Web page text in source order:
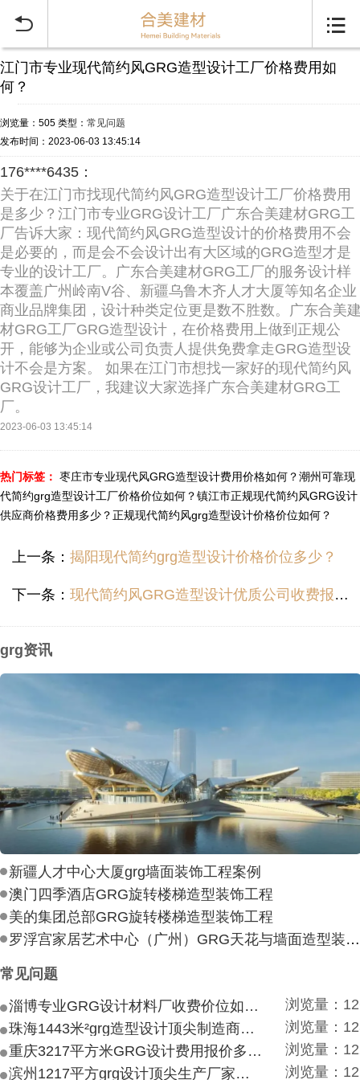
 
江门市专业现代简约风GRG造型设计工厂价格费用如
何？
浏览量：505 类型： 常见问题
发布时间：2023-06-03 13:45:14
176****6435：
关于在江门市找现代简约风GRG造型设计工厂价格费用
是多少？江门市专业GRG设计工厂广东合美建材GRG工
厂告诉大家：现代简约风GRG造型设计的价格费用不会
是必要的，而是会不会设计出有大区域的GRG造型才是
专业的设计工厂。广东合美建材GRG工厂的服务设计样
本覆盖广州岭南V谷、新疆乌鲁木齐人才大厦等知名企业
商业品牌集团，设计种类定位更是数不胜数。广东合美
材GRG工厂GRG造型设计，在价格费用上做到正规公
开，能够为企业或公司负责人提供免费拿走GRG造型设
计不会是方案。 如果在江门市想找一家好的现代简约风
GRG设计工厂，我建议大家选择广东合美建材GRG工
厂。
2023-06-03 13:45:14
热门标签： 枣庄市专业现代风GRG造型设计费用价格如何？潮州可靠现
代简约grg造型设计工厂价格价位如何？镇江市正规现代简约风GRG设计
供应商价格费用多少？正规现代简约风grg造型设计价格价位如何？
上一条： 揭阳现代简约grg造型设计价格价位多少？
下一条： 现代简约风GRG造型设计优质公司收费报价报价价格多少？
grg资讯
新疆人才中心大厦grg墙面装饰工程案例
澳门四季酒店GRG旋转楼梯造型装饰工程
美的集团总部GRG旋转楼梯造型装饰工程
罗浮宫家居艺术中心（广州）GRG天花与墙面造型装饰工程
常见问题
淄博专业GRG设计材料厂收费价位如何？
浏览量：
珠海1443米²grg造型设计顶尖制造商付费付费多少？
浏览量：
重庆3217平方米GRG设计费用报价多少？
浏览量：
滨州1217平方grg设计顶尖生产厂家价目如何？
浏览量：